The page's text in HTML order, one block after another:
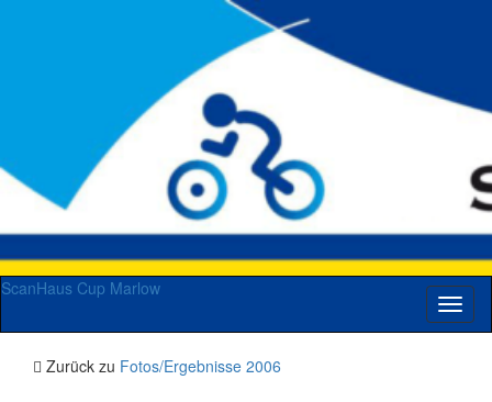
ScanHaus Cup Marlow
Zurück zu Fotos/Ergebnisse 2006